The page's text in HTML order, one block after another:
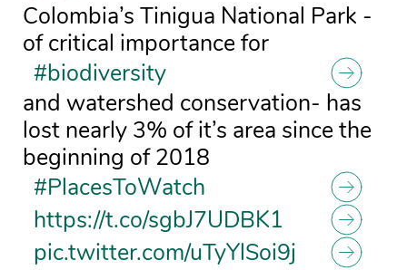
Colombia’s Tinigua National Park -
of critical importance for
#biodiversity
and watershed conservation- has
lost nearly 3% of it’s area since the
beginning of 2018
#PlacesToWatch
https://t.co/sgbJ7UDBK1
pic.twitter.com/uTyYlSoi9j